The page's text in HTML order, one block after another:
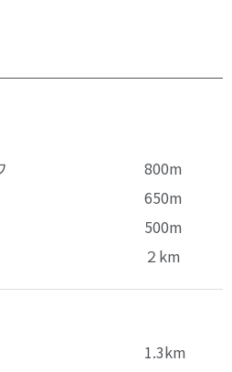
800m
650m
500m
２km
1.3km